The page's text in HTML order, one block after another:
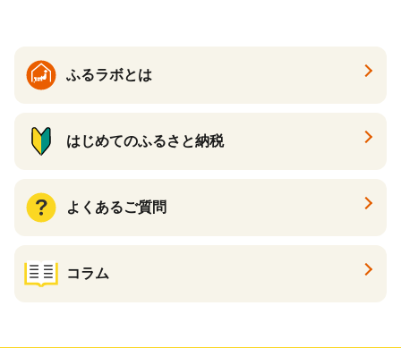
ふるラボとは
はじめてのふるさと納税
よくあるご質問
コラム